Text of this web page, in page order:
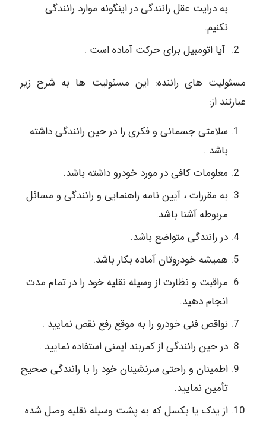
به درایت عقل رانندگی در اینگونه موارد رانندگی
نکنیم.
آیا اتومبیل برای حرکت آماده است .
مسئولیت های راننده: این مسئولیت ها به شرح زیر
عبارتند از:
سلامتی جسمانی و فکری را در حین رانندگی داشته
باشد .
معلومات کافی در مورد خودرو داشته باشد.
به مقررات ، آیین نامه راهنمایی و رانندگی و مسائل
مربوطه آشنا باشد.
در رانندگی متواضع باشد.
همیشه خودروتان آماده بکار باشد.
مراقبت و نظارت از وسیله نقلیه خود را در تمام مدت
انجام دهید.
نواقص فنی خودرو را به موقع رفع نقص نمایید .
در حین رانندگی از کمربند ایمنی استفاده نمایید .
اطمینان و راحتی سرنشینان خود را با رانندگی صحیح
تأمین نمایید.
از یدک یا بکسل که به پشت وسیله نقلیه وصل شده